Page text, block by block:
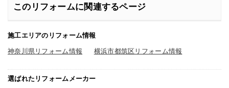
のがとっても助かっています。元がＩ
型だったので大きくなると圧迫感があ
溢れかえっていたほうが圧迫感はあっ
て、ステンレスなので汚れないし良か
このリフォームに関連するページ
施工エリアのリフォーム情報
神奈川県リフォーム情報 横浜市都筑区リフォーム情報
選ばれたリフォームメーカー